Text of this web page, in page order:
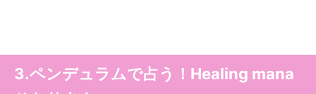
3.ペンデュラムで占う！Healing mana